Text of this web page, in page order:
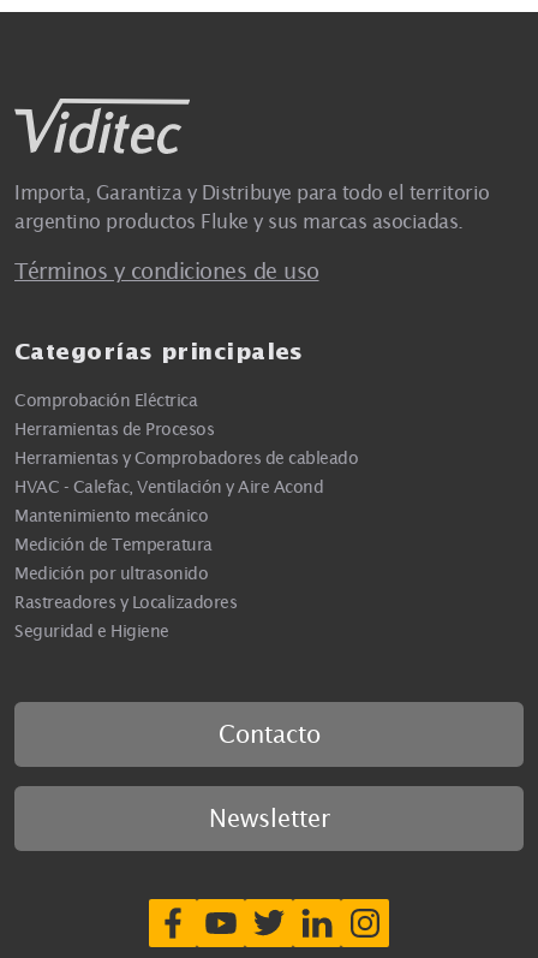
Importa, Garantiza y Distribuye para todo el territorio
argentino productos Fluke y sus marcas asociadas.
Términos y condiciones de uso
Categorías principales
Comprobación Eléctrica
Herramientas de Procesos
Herramientas y Comprobadores de cableado
HVAC - Calefac, Ventilación y Aire Acond
Mantenimiento mecánico
Medición de Temperatura
Medición por ultrasonido
Rastreadores y Localizadores
Seguridad e Higiene
Contacto
Newsletter